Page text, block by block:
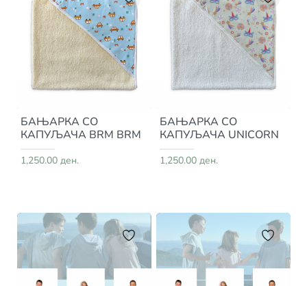
БАЊАРКА СО
КАПУЉАЧА BRM BRM
1,250.00 ден.
БАЊАРКА СО
КАПУЉАЧА UNICORN
1,250.00 ден.